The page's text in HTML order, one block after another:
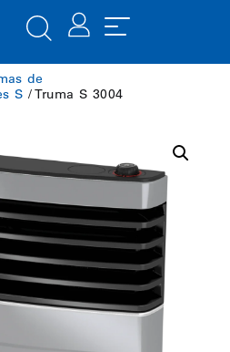
de
S / Truma S 3004